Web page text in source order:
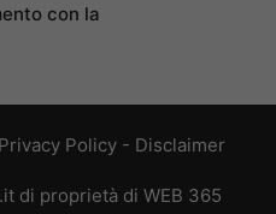
con la
Privacy Policy - Disclaimer
di proprietà di WEB 365